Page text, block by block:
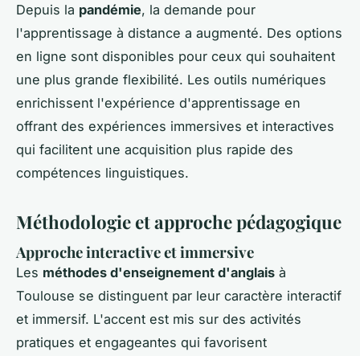
Depuis la pandémie, la demande pour
l'apprentissage à distance a augmenté. Des options
en ligne sont disponibles pour ceux qui souhaitent
une plus grande flexibilité. Les outils numériques
enrichissent l'expérience d'apprentissage en
offrant des expériences immersives et interactives
qui facilitent une acquisition plus rapide des
compétences linguistiques.
Méthodologie et approche pédagogique
Approche interactive et immersive
Les méthodes d'enseignement d'anglais à
Toulouse se distinguent par leur caractère interactif
et immersif. L'accent est mis sur des activités
pratiques et engageantes qui favorisent